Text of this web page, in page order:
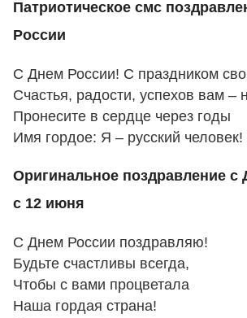
Патриотическое смс
России
С Днем России! С праздником
Счастья, радости, успехов вам –
Пронесите в сердце через годы
Имя гордое: Я – русский человек!
Оригинальное поздравление с
с 12 июня
С Днем России поздравляю!
Будьте счастливы всегда,
Чтобы с вами процветала
Наша гордая страна!